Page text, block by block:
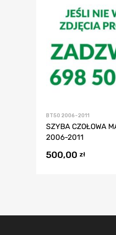
BT50 2006-2011
SZYBA CZOŁOWA
2006-2011
500,00 zł